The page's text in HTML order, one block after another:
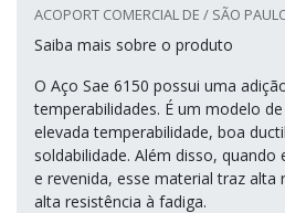
ACOPORT COMERCIAL DE / SÃO
Saiba mais sobre o produto
O Aço Sae 6150 possui uma
temperabilidades. É um modelo
elevada temperabilidade, boa
soldabilidade. Além disso,
e revenida, esse material traz alta
alta resistência à fadiga.